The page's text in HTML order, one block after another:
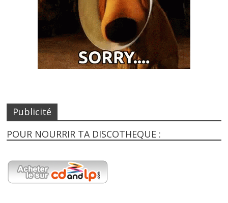
Publicité
POUR NOURRIR TA DISCOTHEQUE :